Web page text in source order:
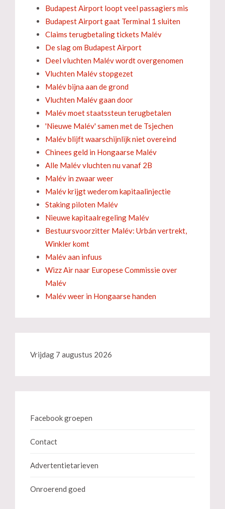
Budapest Airport loopt veel passagiers mis
Budapest Airport gaat Terminal 1 sluiten
Claims terugbetaling tickets Malév
De slag om Budapest Airport
Deel vluchten Malév wordt overgenomen
Vluchten Malév stopgezet
Malév bijna aan de grond
Vluchten Malév gaan door
Malév moet staatssteun terugbetalen
'Nieuwe Malév' samen met de Tsjechen
Malév blijft waarschijnlijk niet overeind
Chinees geld in Hongaarse Malév
Alle Malév vluchten nu vanaf 2B
Malév in zwaar weer
Malév krijgt wederom kapitaalinjectie
Staking piloten Malév
Nieuwe kapitaalregeling Malév
Bestuursvoorzitter Malév: Urbán vertrekt,
Winkler komt
Malév aan infuus
Wizz Air naar Europese Commissie over
Malév
Malév weer in Hongaarse handen
Vrijdag 7 augustus 2026
Facebook groepen
Contact
Advertentietarieven
Onroerend goed